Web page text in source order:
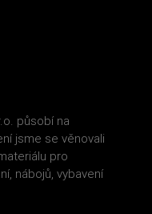
působí na
jsme se věnovali
pro
nábojů, vybavení